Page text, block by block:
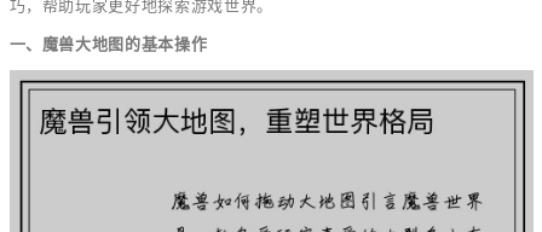
巧，帮助玩家更好地探索游戏世界。
一、魔兽大地图的基本操作